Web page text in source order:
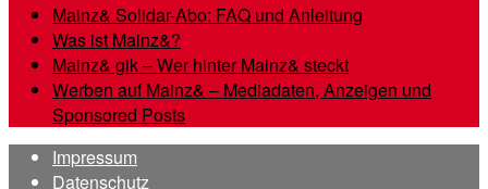
Mainz& Solidar-Abo: FAQ und Anleitung
Was ist Mainz&?
Mainz& gik – Wer hinter Mainz& steckt
Werben auf Mainz& – Mediadaten, Anzeigen und
Sponsored Posts
Impressum
Datenschutz